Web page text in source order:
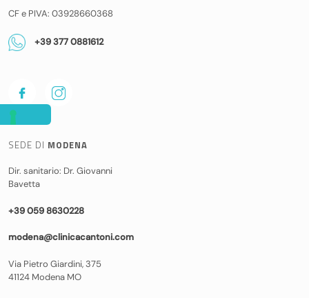
CF e PIVA: 03928660368
+39 377 0881612
SEDE DI MODENA
Dir. sanitario: Dr. Giovanni
Bavetta
+39 059 8630228
modena@clinicacantoni.com
Via Pietro Giardini, 375
41124 Modena MO